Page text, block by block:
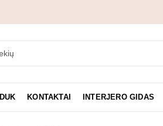
DUK KONTAKTAI INTERJERO GIDAS